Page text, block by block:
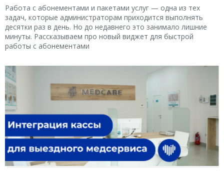
Работа с абонементами и пакетами услуг — одна из тех
задач, которые администраторам приходится выполнять
десятки раз в день. Но до недавнего это занимало лишние
минуты. Рассказываем про новый виджет для быстрой
работы с абонементами